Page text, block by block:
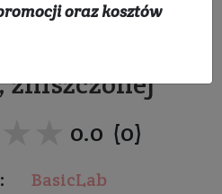
bardzo
zniszczonej
0.0 (0)
BasicLab
oraz kosztów